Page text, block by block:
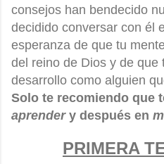
consejos han bendecido
decidido conversar con él
esperanza de que tu
del reino de Dios y de que
desarrollo como alguien
Solo te recomiendo que
aprendery después en
PRIMERA